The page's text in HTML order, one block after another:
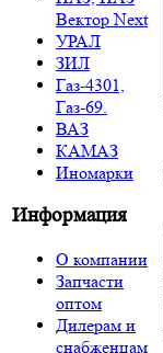
Вектор Next
УРАЛ
ЗИЛ
Газ-4301,
Газ-69.
ВАЗ
КАМАЗ
Иномарки
Информация
О компании
Запчасти
оптом
Дилерам и
снабженцам